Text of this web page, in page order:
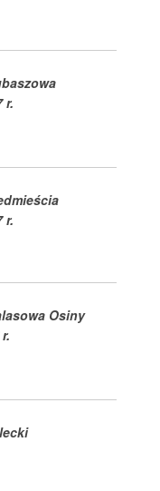
r.
r.
Osiny